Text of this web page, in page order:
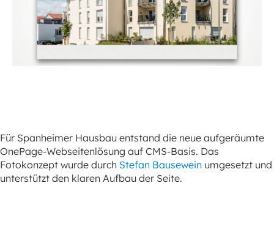
Für Spanheimer Hausbau entstand die neue aufgeräumte
OnePage-Webseitenlösung auf CMS-Basis. Das
Fotokonzept wurde durch Stefan Bausewein umgesetzt und
unterstützt den klaren Aufbau der Seite.